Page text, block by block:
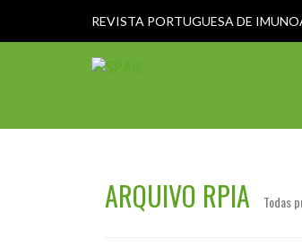
REVISTA PORTUGUESA DE
ARQUIVO RPIA Todas